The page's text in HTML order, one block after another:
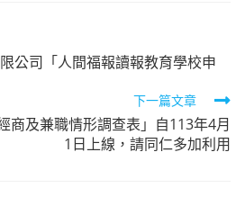
公司「人間福報讀報教育學校申
下一篇文章
商及兼職情形調查表」自113年4月
1日上線，請同仁多加利用